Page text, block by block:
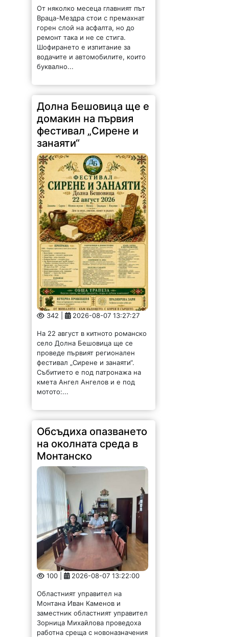
От няколко месеца главният път
Враца-Мездра стои с премахнат
горен слой на асфалта, но до
ремонт така и не се стига.
Шофирането е изпитание за
водачите и автомобилите, които
буквално...
Долна Бешовица ще е
домакин на първия
фестивал „Сирене и
занаяти“
342 | 2026-08-07 13:27:27
На 22 август в китното романско
село Долна Бешовица ще се
проведе първият регионален
фестивал „Сирене и занаяти“.
Събитието е под патронажа на
кмета Ангел Ангелов и е под
мотото:...
Обсъдиха опазването
на околната среда в
Монтанско
100 | 2026-08-07 13:22:00
Областният управител на
Монтана Иван Каменов и
заместник областният управител
Зорница Михайлова проведоха
работна среща с новоназначения